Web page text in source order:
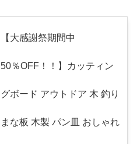
【大感謝祭期間中
50％OFF！！】カッティン
グボード アウトドア 木 釣り
まな板 木製 パン皿 おしゃれ